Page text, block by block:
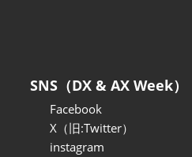
SNS（DX & AX Week）
Facebook
X（旧:Twitter）
instagram